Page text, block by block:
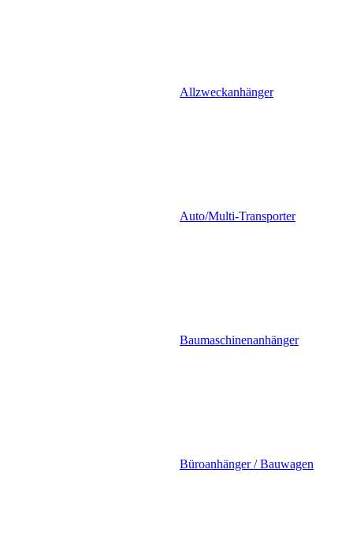
Allzweckanhänger
Auto/Multi-Transporter
Baumaschinenanhänger
Büroanhänger / Bauwagen